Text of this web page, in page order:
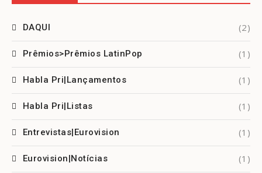
DAQUI (2)
Prêmios>Prêmios LatinPop (1)
Habla Pri|Lançamentos (1)
Habla Pri|Listas (1)
Entrevistas|Eurovision (1)
Eurovision|Notícias (1)